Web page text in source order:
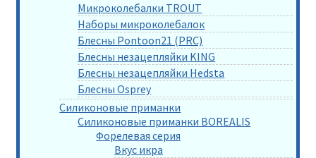
Микроколебалки TROUT
Наборы микроколебалок
Блесны Pontoon21 (PRC)
Блесны незацепляйки KING
Блесны незацепляйки Hedsta
Блесны Osprey
Силиконовые приманки
Силиконовые приманки BOREALIS
Форелевая серия
Вкус икра